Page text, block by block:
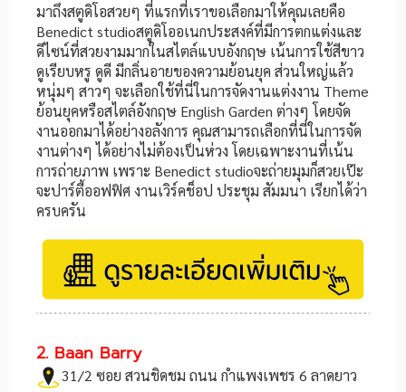
มาถึงสตูดิโอสวยๆ ที่แรกที่เราขอเลือกมาให้คุณเลยคือ
Benedict studioสตูดิโออเนกประสงค์ที่มีการตกแต่งและ
ดีไซน์ที่สวยงามมากในสไตล์แบบอังกฤษ เน้นการใช้สีขาว
ดูเรียบหรู ดูดี มีกลิ่นอายของความย้อนยุค ส่วนใหญ่แล้ว
หนุ่มๆ สาวๆ จะเลือกใช้ที่นี่ในการจัดงานแต่งงาน Theme
ย้อนยุคหรือสไตล์อังกฤษ English Garden ต่างๆ โดยจัด
งานออกมาได้อย่างอลังการ คุณสามารถเลือกที่นี่ในการจัด
งานต่างๆ ได้อย่างไม่ต้องเป็นห่วง โดยเฉพาะงานที่เน้น
การถ่ายภาพ เพราะ Benedict studioจะถ่ายมุมก็สวยเป๊ะ
จะปาร์ตี้ออฟฟิศ งานเวิร์คช็อป ประชุม สัมมนา เรียกได้ว่า
ครบครัน
2. Baan Barry
31/2 ซอย สวนชิดชม ถนน กำแพงเพชร 6 ลาดยาว